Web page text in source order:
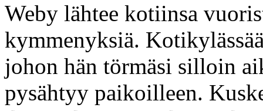
Weby lähtee kotiinsa
kymmenyksiä.
johon hän törmäsi silloin
pysähtyy paikoilleen.